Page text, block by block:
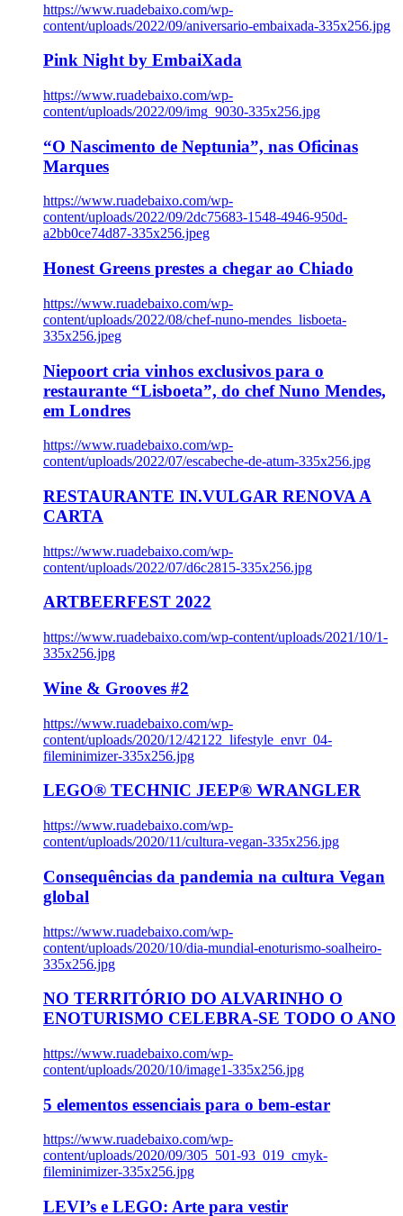
https://www.ruadebaixo.com/wp-
content/uploads/2022/09/aniversario-embaixada-335x256.jpg
Pink Night by EmbaiXada
https://www.ruadebaixo.com/wp-
content/uploads/2022/09/img_9030-335x256.jpg
“O Nascimento de Neptunia”, nas Oficinas
Marques
https://www.ruadebaixo.com/wp-
content/uploads/2022/09/2dc75683-1548-4946-950d-
a2bb0ce74d87-335x256.jpeg
Honest Greens prestes a chegar ao Chiado
https://www.ruadebaixo.com/wp-
content/uploads/2022/08/chef-nuno-mendes_lisboeta-
335x256.jpeg
Niepoort cria vinhos exclusivos para o
restaurante “Lisboeta”, do chef Nuno Mendes,
em Londres
https://www.ruadebaixo.com/wp-
content/uploads/2022/07/escabeche-de-atum-335x256.jpg
RESTAURANTE IN.VULGAR RENOVA A
CARTA
https://www.ruadebaixo.com/wp-
content/uploads/2022/07/d6c2815-335x256.jpg
ARTBEERFEST 2022
https://www.ruadebaixo.com/wp-content/uploads/2021/10/1-
335x256.jpg
Wine & Grooves #2
https://www.ruadebaixo.com/wp-
content/uploads/2020/12/42122_lifestyle_envr_04-
fileminimizer-335x256.jpg
LEGO® TECHNIC JEEP® WRANGLER
https://www.ruadebaixo.com/wp-
content/uploads/2020/11/cultura-vegan-335x256.jpg
Consequências da pandemia na cultura Vegan
global
https://www.ruadebaixo.com/wp-
content/uploads/2020/10/dia-mundial-enoturismo-soalheiro-
335x256.jpg
NO TERRITÓRIO DO ALVARINHO O
ENOTURISMO CELEBRA-SE TODO O ANO
https://www.ruadebaixo.com/wp-
content/uploads/2020/10/image1-335x256.jpg
5 elementos essenciais para o bem-estar
https://www.ruadebaixo.com/wp-
content/uploads/2020/09/305_501-93_019_cmyk-
fileminimizer-335x256.jpg
LEVI’s e LEGO: Arte para vestir